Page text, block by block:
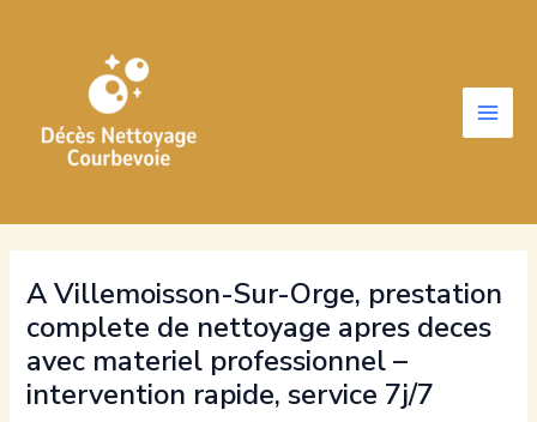
Main
A Villemoisson-Sur-Orge, prestation
complete de nettoyage apres deces
avec materiel professionnel –
intervention rapide, service 7j/7